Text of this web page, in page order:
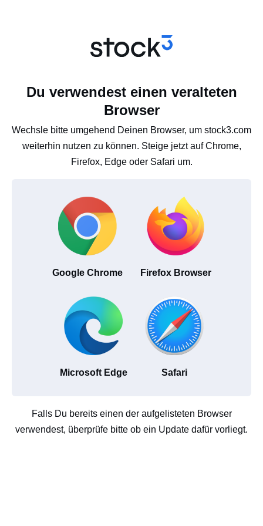
Du verwendest einen veralteten
Browser
Wechsle bitte umgehend Deinen Browser, um stock3.com
weiterhin nutzen zu können. Steige jetzt auf Chrome,
Firefox, Edge oder Safari um.
Google Chrome Firefox Browser
Microsoft Edge Safari
Falls Du bereits einen der aufgelisteten Browser
verwendest, überprüfe bitte ob ein Update dafür vorliegt.